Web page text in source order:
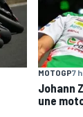
MOTOGP7 h
Johann
une